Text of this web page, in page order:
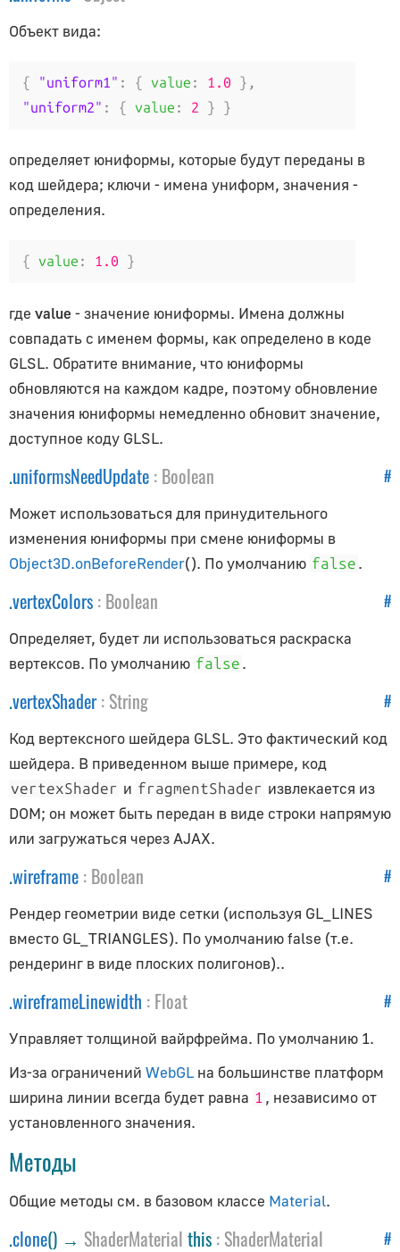
Объект вида:
{ "uniform1" : { value : 1.0 },
"uniform2" : { value : 2 } }
определяет юниформы, которые будут переданы в
код шейдера; ключи - имена униформ, значения -
определения.
{ value : 1.0 }
где value - значение юниформы. Имена должны
совпадать с именем формы, как определено в коде
GLSL. Обратите внимание, что юниформы
обновляются на каждом кадре, поэтому обновление
значения юниформы немедленно обновит значение,
доступное коду GLSL.
#
.uniformsNeedUpdate : Boolean
Может использоваться для принудительного
изменения юниформы при смене юниформы в
Object3D.onBeforeRender(). По умолчанию false .
#
.vertexColors : Boolean
Определяет, будет ли использоваться раскраска
вертексов. По умолчанию false .
#
.vertexShader : String
Код вертексного шейдера GLSL. Это фактический код
шейдера. В приведенном выше примере, код
vertexShader и fragmentShader извлекается из
DOM; он может быть передан в виде строки напрямую
или загружаться через AJAX.
#
.wireframe : Boolean
Рендер геометрии виде сетки (используя GL_LINES
вместо GL_TRIANGLES). По умолчанию false (т.е.
рендеринг в виде плоских полигонов)..
#
.wireframeLinewidth : Float
Управляет толщиной вайрфрейма. По умолчанию 1.
Из-за ограничений WebGL на большинстве платформ
ширина линии всегда будет равна 1 , независимо от
установленного значения.
Методы
Общие методы см. в базовом классе Material.
#
.clone() → ShaderMaterial this : ShaderMaterial